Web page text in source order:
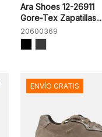
Ara Shoes 12-26911
Gore-Tex Zapatillas...
20600369
ENVÍO GRATIS